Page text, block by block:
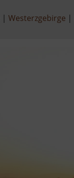
Westerzgebirge